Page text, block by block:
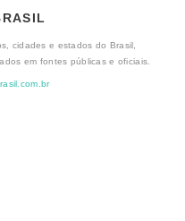
cidades e estados do Brasil,
em fontes públicas e oficiais.